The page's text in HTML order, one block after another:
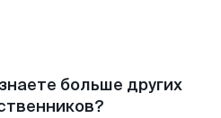
больше других